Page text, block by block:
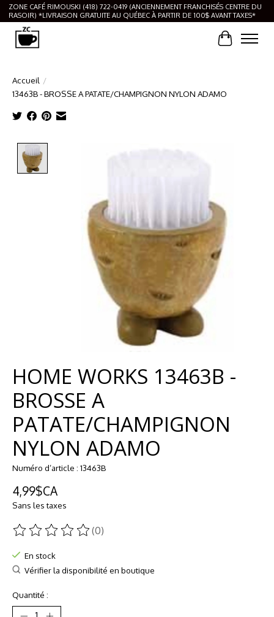
ZONE CAFÉ RIMOUSKI (418) 722-0419 (ANCIENNEMENT FRANCHISÉS CENTRE DU
RASOIR) *LIVRAISON GRATUITE AU QUÉBEC À PARTIR DE 100$ AVANT TAXES*
Panier
Accueil /
13463B - BROSSE A PATATE/CHAMPIGNON NYLON ADAMO
Product image slideshow Items
HOME WORKS 13463B -
BROSSE A
PATATE/CHAMPIGNON
NYLON ADAMO
Numéro d’article : 13463B
4,99$CA
Sans les taxes
Ce produit est évalué à
(0)
En stock
Vérifier la disponibilité en boutique
Quantité :